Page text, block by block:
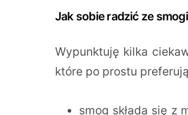
Jak sobie radzić ze
Wypunktuję kilka
które po prostu
smog składa się z